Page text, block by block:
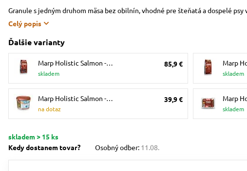
Granule s jedným druhom mäsa bez obilnín, vhodné pre šteňatá a dospelé
Celý popis
Ďalšie varianty
Marp Holistic Salmon -…
skladem
85,9 € Marp
skladem
Marp Holistic Salmon -…
na dotaz
39,9 € Marp
skladem
skladem > 15 ks
Kedy dostanem tovar?
Osobný odber: 11.08.